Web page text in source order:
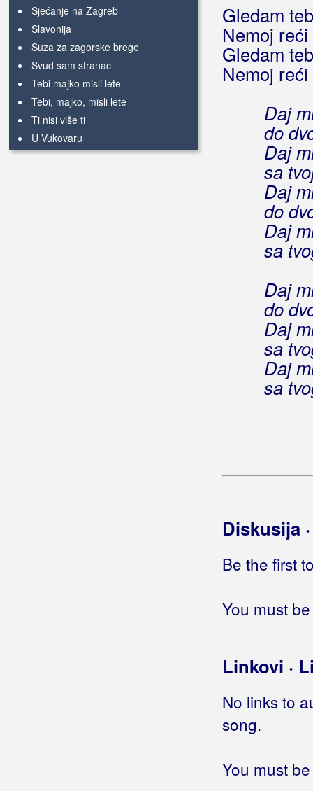
Sjećanje na Zagreb
Slavonija
Suza za zagorske brege
Svud sam stranac
Tebi majko misli lete
Tebi, majko, misli lete
Ti nisi više ti
U Vukovaru
Ubava curo garava
Gledam
Nemoj
Gledam
Nemoj
Daj
do
Daj
sa
Daj
do
Daj
sa
Daj
do
Daj
sa
Daj
sa
Diskusija
Be the first
You must
Linkovi ·
No links to
song.
You must